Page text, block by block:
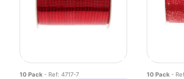
10 Pack- Ref: 4717-7 10 Pack-